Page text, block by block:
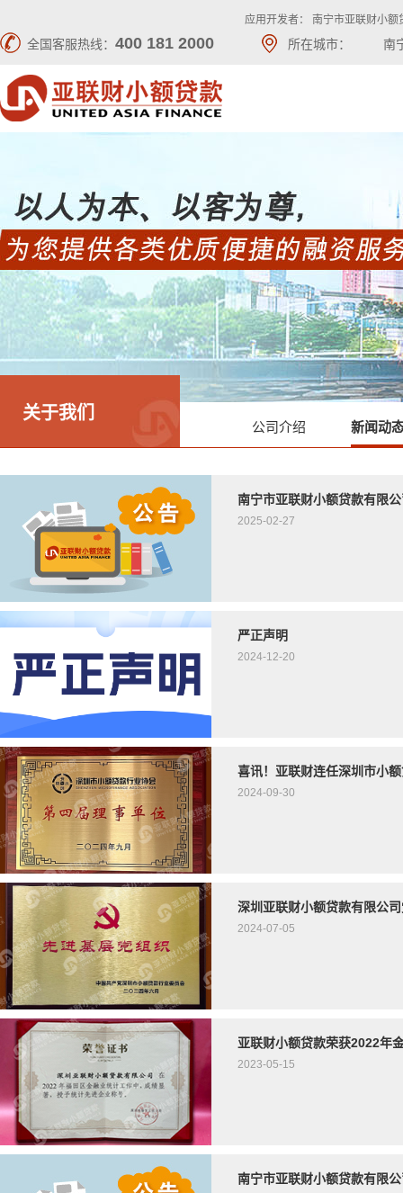
应用开发者： 南宁市亚联财小
全国客服热线： 400 181 2000 所在城市： 南
关于我们
公司介绍 新闻动
南宁市亚联财小额贷款有限
2025-02-27
严正声明
2024-12-20
喜讯！亚联财连任深圳市小
2024-09-30
深圳亚联财小额贷款有限公
2024-07-05
亚联财小额贷款荣获2022年
2023-05-15
南宁市亚联财小额贷款有限